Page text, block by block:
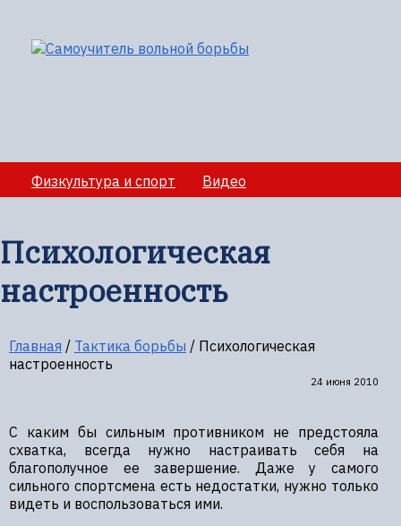
Физкультура и спорт Видео
Психологическая
настроенность
Главная / Тактика борьбы / Психологическая
настроенность
24 июня 2010
С каким бы сильным противником не предстояла
схватка, всегда нужно настраивать себя на
благополучное ее завершение. Даже у самого
сильного спортсмена есть недостатки, нужно только
видеть и воспользоваться ими.